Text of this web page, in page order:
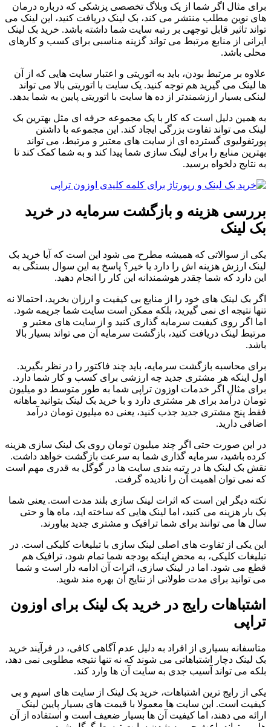
برای مثال اگر شما از یک وبلاگ تخصصی پزشکی که درباره درمان
های نوین مطلب منتشر می کند، بک لینک دریافت کنید، این لینک می
تواند تاثیر قابل توجهی بر رتبه سایت شما داشته باشد. خرید بک لینک
ایرانی از منابع مرتبط می تواند گزینه مناسبی برای کسب و کارهای
محلی باشد.
علاوه بر مرتبط بودن، باید به اتوریتی و اعتبار سایت هایی که از آن
ها لینک می گیرید هم توجه کنید. یک سایت با اتوریتی بالا می تواند
لینکی بسیار ارزشمندتر از ده ها سایت با اتوریتی پایین به شما بدهد.
به همین دلیل است که کار با یک مجموعه حرفه ای مثل بهترین بک
لینک می تواند تفاوت بزرگی ایجاد کند. این مجموعه با داشتن
پورتفولیوی گسترده ای از سایت های معتبر و مرتبط، می تواند
بهترین منابع را برای لینک سازی شما پیدا کند و به شما کمک کند تا
به نتایج دلخواه برسید.
بررسی هزینه و بازگشت سرمایه در خرید
بک لینک
یکی از سوالاتی که همیشه مطرح می شود این است که آیا خرید بک
لینک ارزش هزینه اش را دارد یا خیر؟ پاسخ به این سوال بستگی به
این دارد که شما چقدر هوشمندانه این کار را انجام دهید.
اگر بک لینک های خود را از منابع بی کیفیت و ارزان بخرید، احتمالا نه
تنها نتیجه ای نمی گیرید، بلکه ممکن است سایت شما جریمه شود.
اما اگر روی کیفیت سرمایه گذاری کنید و از سایت های معتبر و
مرتبط لینک دریافت کنید، بازگشت سرمایه آن می تواند بسیار بالا
باشد.
برای محاسبه بازگشت سرمایه، باید چند فاکتور را در نظر بگیرید.
اول اینکه هر مشتری جدید چه ارزشی برای کسب و کار شما دارد.
برای مثال اگر خدمات اوزون تراپی شما به طور متوسط دو میلیون
تومان درآمد برای هر مشتری دارد و با خرید بک لینک بتوانید ماهانه
فقط پنج مشتری جدید جذب کنید، یعنی ده میلیون تومان درآمد
اضافی دارید.
در این صورت حتی اگر چند میلیون تومان روی بک لینک سازی هزینه
کرده باشید، سرمایه گذاری شما به سرعت بازگشت خواهد داشت.
نقش بک لینک ها در رتبه بندی سایت ها در گوگل به قدری مهم است
که نمی توان اهمیت آن را نادیده گرفت.
نکته دیگر این است که اثرات لینک سازی بلند مدت است. یعنی شما
یک بار هزینه می کنید، اما لینک هایی که ساخته اید، ماه ها و حتی
سال ها می توانند برای شما ترافیک و مشتری جدید بیاورند.
این یکی از تفاوت های اصلی لینک سازی با تبلیغات کلیکی است. در
تبلیغات کلیکی، به محض اینکه بودجه شما تمام شود، ترافیک هم
قطع می شود. اما در لینک سازی، اثرات آن ادامه دار است و شما
می توانید برای مدت طولانی از نتایج آن بهره مند شوید.
اشتباهات رایج در خرید بک لینک برای اوزون
تراپی
متاسفانه بسیاری از افراد به دلیل عدم آگاهی کافی، در فرآیند خرید
بک لینک دچار اشتباهاتی می شوند که نه تنها نتیجه مطلوبی نمی دهد،
بلکه می تواند آسیب جدی به سایت آن ها وارد کند.
یکی از رایج ترین اشتباهات، خرید بک لینک از سایت های اسپم و بی
کیفیت است. این سایت ها معمولا با قیمت های بسیار پایین لینک
ارائه می دهند، اما کیفیت آن ها بسیار ضعیف است و استفاده از آن